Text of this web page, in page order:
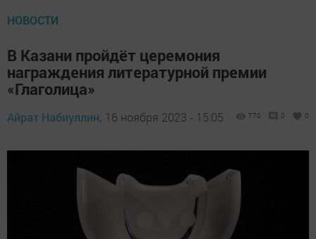
НОВОСТИ
В Казани пройдёт церемония
награждения литературной премии
«Глаголица»
Айрат Набиуллин, 16 ноября 2023 - 15:05 770 0 0